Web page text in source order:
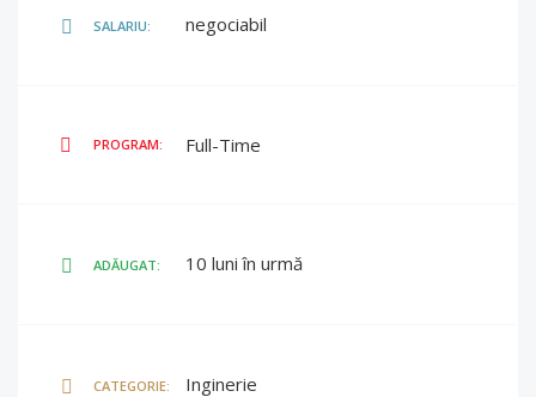
SALARIU: negociabil
PROGRAM: Full-Time
ADĂUGAT: 10 luni în urmă
CATEGORIE: Inginerie